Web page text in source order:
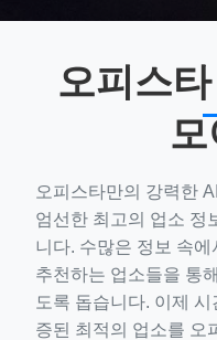
오피스
오피스타만의 강력한
엄선한 최고의 업소 정
니다. 수많은 정보 속
추천하는 업소들을 통
도록 돕습니다. 이제
증된 최적의 업소를 오